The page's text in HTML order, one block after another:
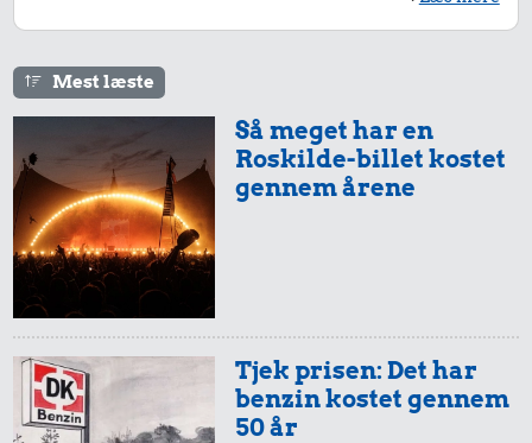
Mest læste
Så meget har en
Roskilde-billet kostet
gennem årene
Tjek prisen: Det har
benzin kostet gennem
50 år